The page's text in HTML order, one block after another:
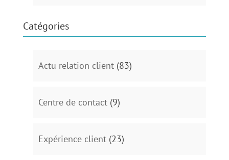
Catégories
Actu relation client(83)
Centre de contact(9)
Expérience client(23)